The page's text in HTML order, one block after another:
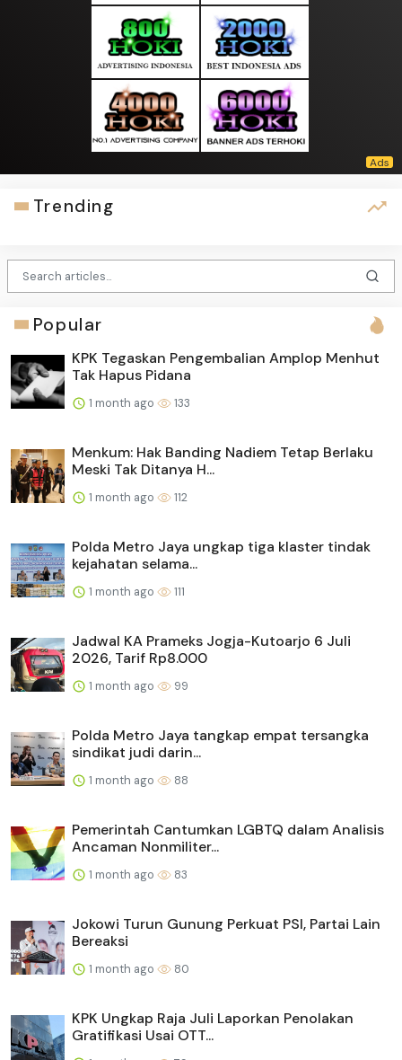
Trending
Popular
KPK Tegaskan Pengembalian Amplop Menhut
Tak Hapus Pidana
1 month ago 133
Menkum: Hak Banding Nadiem Tetap Berlaku
Meski Tak Ditanya H...
1 month ago 112
Polda Metro Jaya ungkap tiga klaster tindak
kejahatan selama...
1 month ago 111
Jadwal KA Prameks Jogja-Kutoarjo 6 Juli
2026, Tarif Rp8.000
1 month ago 99
Polda Metro Jaya tangkap empat tersangka
sindikat judi darin...
1 month ago 88
Pemerintah Cantumkan LGBTQ dalam Analisis
Ancaman Nonmiliter...
1 month ago 83
Jokowi Turun Gunung Perkuat PSI, Partai Lain
Bereaksi
1 month ago 80
KPK Ungkap Raja Juli Laporkan Penolakan
Gratifikasi Usai OTT...